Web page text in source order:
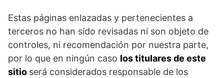
Estas páginas enlazadas y pertenecientes a
terceros no han sido revisadas ni son objeto de
controles, ni recomendación por nuestra parte,
por lo que en ningún caso los titulares de este
sitio será considerados responsable de los